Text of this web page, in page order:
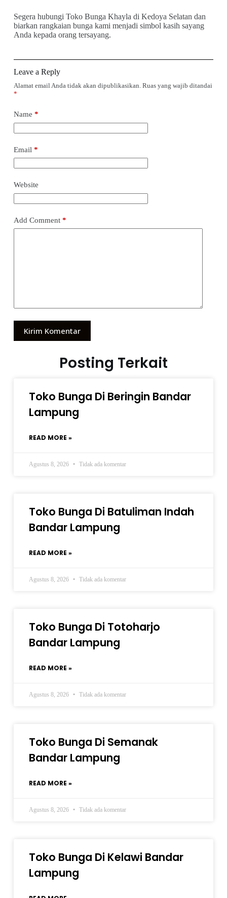
Segera hubungi Toko Bunga Khayla di Kedoya Selatan dan
biarkan rangkaian bunga kami menjadi simbol kasih sayang
Anda kepada orang tersayang.
Leave a Reply
Alamat email Anda tidak akan dipublikasikan. Ruas yang wajib ditandai
*
Name *
Email *
Website
Add Comment*
Kirim Komentar
Posting Terkait
Toko Bunga Di Beringin Bandar
Lampung
READ MORE »
Agustus 8, 2026 Tidak ada komentar
Toko Bunga Di Batuliman Indah
Bandar Lampung
READ MORE »
Agustus 8, 2026 Tidak ada komentar
Toko Bunga Di Totoharjo
Bandar Lampung
READ MORE »
Agustus 8, 2026 Tidak ada komentar
Toko Bunga Di Semanak
Bandar Lampung
READ MORE »
Agustus 8, 2026 Tidak ada komentar
Toko Bunga Di Kelawi Bandar
Lampung